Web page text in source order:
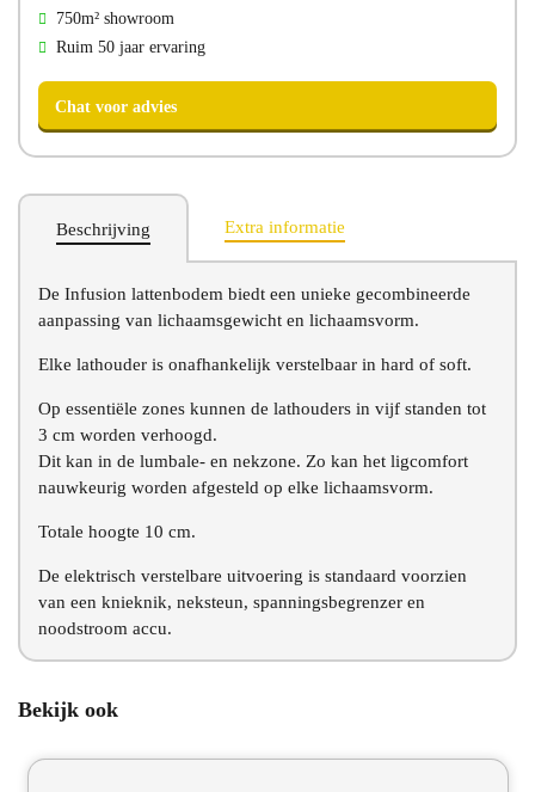
750m² showroom
Ruim 50 jaar ervaring
Chat voor advies
Beschrijving Extra informatie
De Infusion lattenbodem biedt een unieke gecombineerde
aanpassing van lichaamsgewicht en lichaamsvorm.
Elke lathouder is onafhankelijk verstelbaar in hard of soft.
Op essentiële zones kunnen de lathouders in vijf standen tot
3 cm worden verhoogd.
Dit kan in de lumbale- en nekzone. Zo kan het ligcomfort
nauwkeurig worden afgesteld op elke lichaamsvorm.
Totale hoogte 10 cm.
De elektrisch verstelbare uitvoering is standaard voorzien
van een knieknik, neksteun, spanningsbegrenzer en
noodstroom accu.
Bekijk ook